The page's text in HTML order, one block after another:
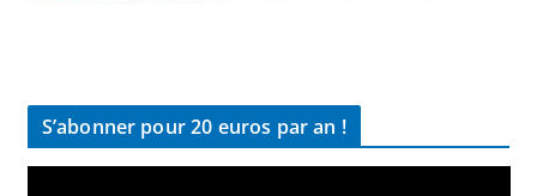
S’abonner pour 20 euros par an !